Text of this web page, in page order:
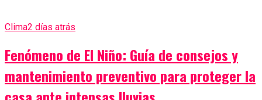
Clima2 días atrás
Fenómeno de El Niño: Guía de consejos y
mantenimiento preventivo para proteger la